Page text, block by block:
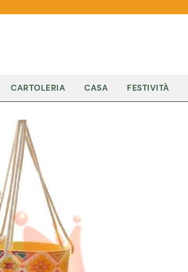
CARTOLERIA CASA FESTIVITÀ